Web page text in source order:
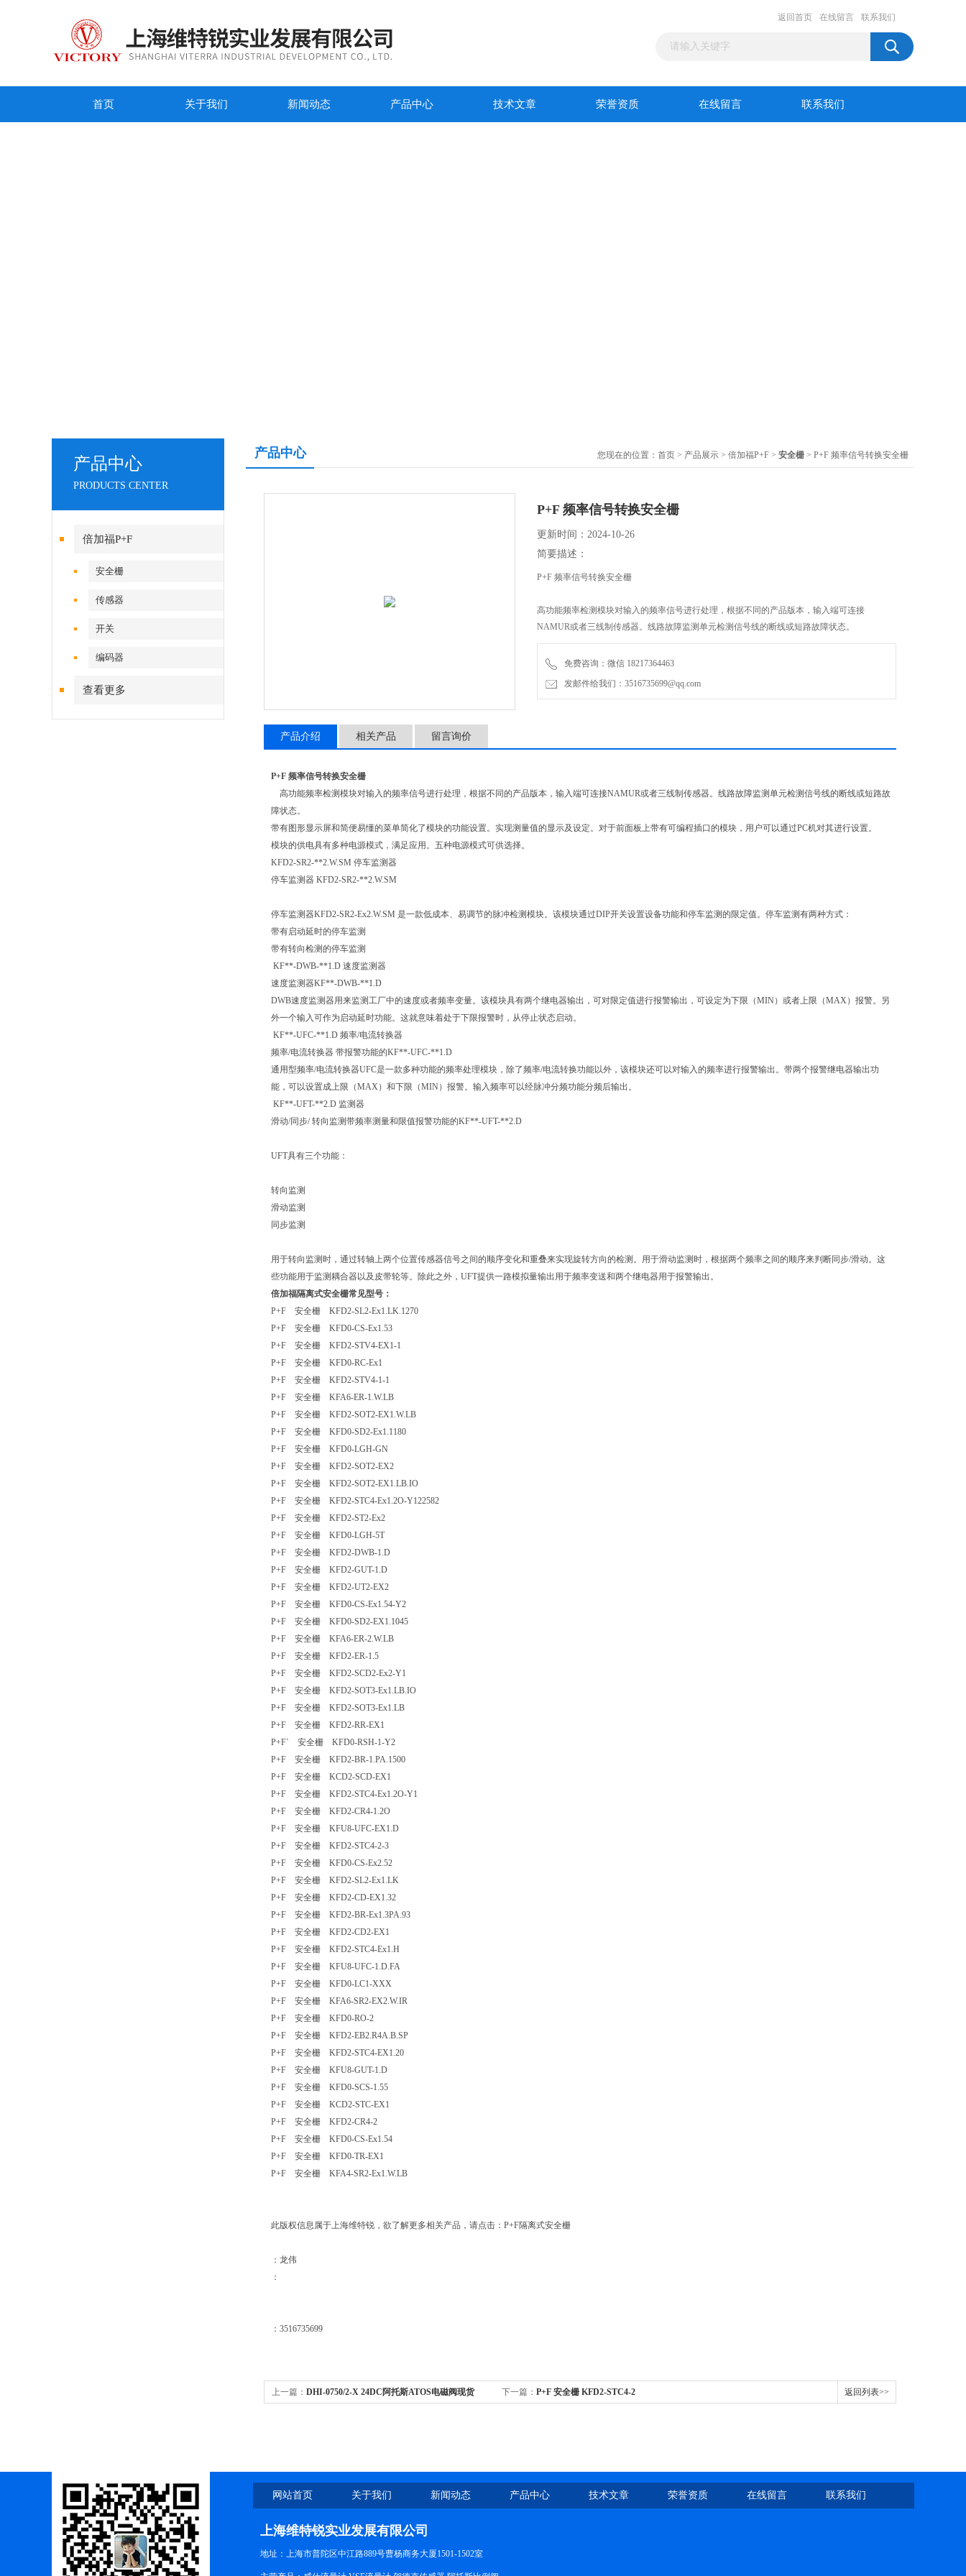
返回首页 在线留言 联系我们
首页 关于我们 新闻动态 产品中心 技术文章 荣誉资质 在线留言 联系我们
产品中心
PRODUCTS CENTER
倍加福P+F
安全栅
传感器
开关
编码器
查看更多
产品中心 您现在的位置： 首页 > 产品展示 > 倍加福P+F > 安全栅 > P+F 频率信号转换安全栅
P+F 频率信号转换安全栅
更新时间：2024-10-26
简要描述：
P+F 频率信号转换安全栅
高功能频率检测模块对输入的频率信号进行处理，根据不同的产品版本，输入端可连接
NAMUR或者三线制传感器。线路故障监测单元检测信号线的断线或短路故障状态。
带有图形显示屏和简便易懂的菜单简化了模块的功能设置。实现测量值的显示及设定。对于前
面板上带有可编程插口的模块，用户可以通过PC机对其进行设置。
免费咨询：微信 18217364463
发邮件给我们：3516735699@qq.com
产品介绍 相关产品 留言询价
P+F 频率信号转换安全栅
高功能频率检测模块对输入的频率信号进行处理，根据不同的产品版本，输入端可连接NAMUR或者三线制传感器。线路故障监测单元检测信号线的断线或短路故
障状态。
带有图形显示屏和简便易懂的菜单简化了模块的功能设置。实现测量值的显示及设定。对于前面板上带有可编程插口的模块，用户可以通过PC机对其进行设置。
模块的供电具有多种电源模式，满足应用。五种电源模式可供选择。
KFD2-SR2-**2.W.SM 停车监测器
停车监测器 KFD2-SR2-**2.W.SM
停车监测器KFD2-SR2-Ex2.W.SM 是一款低成本、易调节的脉冲检测模块。该模块通过DIP开关设置设备功能和停车监测的限定值。停车监测有两种方式：
带有启动延时的停车监测
带有转向检测的停车监测
KF**-DWB-**1.D 速度监测器
速度监测器KF**-DWB-**1.D
DWB速度监测器用来监测工厂中的速度或者频率变量。该模块具有两个继电器输出，可对限定值进行报警输出，可设定为下限（MIN）或者上限（MAX）报警。另
外一个输入可作为启动延时功能。这就意味着处于下限报警时，从停止状态启动。
KF**-UFC-**1.D 频率/电流转换器
频率/电流转换器 带报警功能的KF**-UFC-**1.D
通用型频率/电流转换器UFC是一款多种功能的频率处理模块，除了频率/电流转换功能以外，该模块还可以对输入的频率进行报警输出。带两个报警继电器输出功
能，可以设置成上限（MAX）和下限（MIN）报警。输入频率可以经脉冲分频功能分频后输出。
KF**-UFT-**2.D 监测器
滑动/同步/ 转向监测带频率测量和限值报警功能的KF**-UFT-**2.D
UFT具有三个功能：
转向监测
滑动监测
同步监测
用于转向监测时，通过转轴上两个位置传感器信号之间的顺序变化和重叠来实现旋转方向的检测。用于滑动监测时，根据两个频率之间的顺序来判断同步/滑动。这
些功能用于监测耦合器以及皮带轮等。除此之外，UFT提供一路模拟量输出用于频率变送和两个继电器用于报警输出。
倍加福隔离式安全栅常见型号：
P+F 安全栅 KFD2-SL2-Ex1.LK.1270
P+F 安全栅 KFD0-CS-Ex1.53
P+F 安全栅 KFD2-STV4-EX1-1
P+F 安全栅 KFD0-RC-Ex1
P+F 安全栅 KFD2-STV4-1-1
P+F 安全栅 KFA6-ER-1.W.LB
P+F 安全栅 KFD2-SOT2-EX1.W.LB
P+F 安全栅 KFD0-SD2-Ex1.1180
P+F 安全栅 KFD0-LGH-GN
P+F 安全栅 KFD2-SOT2-EX2
P+F 安全栅 KFD2-SOT2-EX1.LB.IO
P+F 安全栅 KFD2-STC4-Ex1.2O-Y122582
P+F 安全栅 KFD2-ST2-Ex2
P+F 安全栅 KFD0-LGH-5T
P+F 安全栅 KFD2-DWB-1.D
P+F 安全栅 KFD2-GUT-1.D
P+F 安全栅 KFD2-UT2-EX2
P+F 安全栅 KFD0-CS-Ex1.54-Y2
P+F 安全栅 KFD0-SD2-EX1.1045
P+F 安全栅 KFA6-ER-2.W.LB
P+F 安全栅 KFD2-ER-1.5
P+F 安全栅 KFD2-SCD2-Ex2-Y1
P+F 安全栅 KFD2-SOT3-Ex1.LB.IO
P+F 安全栅 KFD2-SOT3-Ex1.LB
P+F 安全栅 KFD2-RR-EX1
P+F` 安全栅 KFD0-RSH-1-Y2
P+F 安全栅 KFD2-BR-1.PA.1500
P+F 安全栅 KCD2-SCD-EX1
P+F 安全栅 KFD2-STC4-Ex1.2O-Y1
P+F 安全栅 KFD2-CR4-1.2O
P+F 安全栅 KFU8-UFC-EX1.D
P+F 安全栅 KFD2-STC4-2-3
P+F 安全栅 KFD0-CS-Ex2.52
P+F 安全栅 KFD2-SL2-Ex1.LK
P+F 安全栅 KFD2-CD-EX1.32
P+F 安全栅 KFD2-BR-Ex1.3PA.93
P+F 安全栅 KFD2-CD2-EX1
P+F 安全栅 KFD2-STC4-Ex1.H
P+F 安全栅 KFU8-UFC-1.D.FA
P+F 安全栅 KFD0-LC1-XXX
P+F 安全栅 KFA6-SR2-EX2.W.IR
P+F 安全栅 KFD0-RO-2
P+F 安全栅 KFD2-EB2.R4A.B.SP
P+F 安全栅 KFD2-STC4-EX1.20
P+F 安全栅 KFU8-GUT-1.D
P+F 安全栅 KFD0-SCS-1.55
P+F 安全栅 KCD2-STC-EX1
P+F 安全栅 KFD2-CR4-2
P+F 安全栅 KFD0-CS-Ex1.54
P+F 安全栅 KFD0-TR-EX1
P+F 安全栅 KFA4-SR2-Ex1.W.LB
此版权信息属于上海维特锐，欲了解更多相关产品，请点击：P+F隔离式安全栅
：龙伟
：
：3516735699
上一篇： DHI-0750/2-X 24DC阿托斯ATOS电磁阀现货 下一篇： P+F 安全栅 KFD2-STC4-2 返回列表>>
网站首页 关于我们 新闻动态 产品中心 技术文章 荣誉资质 在线留言 联系我们
上海维特锐实业发展有限公司
地址：上海市普陀区中江路889号曹杨商务大厦1501-1502室